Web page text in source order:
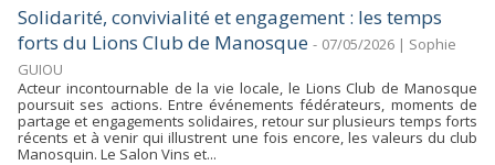
Solidarité, convivialité et engagement : les temps
forts du Lions Club de Manosque - 07/05/2026 | Sophie
GUIOU
Acteur incontournable de la vie locale, le Lions Club de Manosque
poursuit ses actions. Entre événements fédérateurs, moments de
partage et engagements solidaires, retour sur plusieurs temps forts
récents et à venir qui illustrent une fois encore, les valeurs du club
Manosquin. Le Salon Vins et...